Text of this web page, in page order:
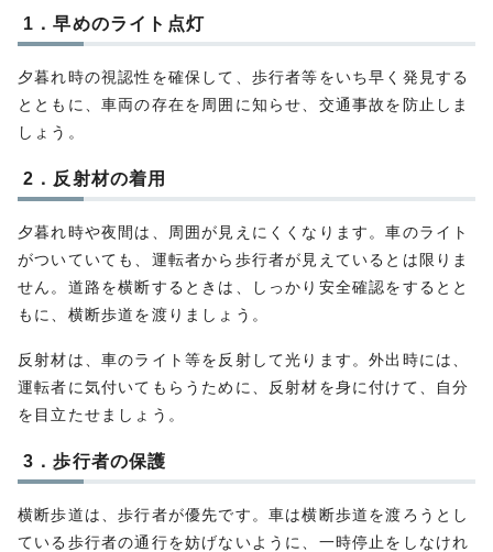
1．早めのライト点灯
夕暮れ時の視認性を確保して、歩行者等をいち早く発見する
とともに、車両の存在を周囲に知らせ、交通事故を防止しま
しょう。
2．反射材の着用
夕暮れ時や夜間は、周囲が見えにくくなります。車のライト
がついていても、運転者から歩行者が見えているとは限りま
せん。道路を横断するときは、しっかり安全確認をするとと
もに、横断歩道を渡りましょう。
反射材は、車のライト等を反射して光ります。外出時には、
運転者に気付いてもらうために、反射材を身に付けて、自分
を目立たせましょう。
3．歩行者の保護
横断歩道は、歩行者が優先です。車は横断歩道を渡ろうとし
ている歩行者の通行を妨げないように、一時停止をしなけれ